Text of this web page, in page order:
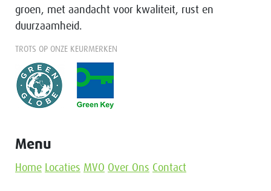
groen, met aandacht voor kwaliteit, rust en
duurzaamheid.
TROTS OP ONZE KEURMERKEN
Menu
Home Locaties MVO Over Ons Contact